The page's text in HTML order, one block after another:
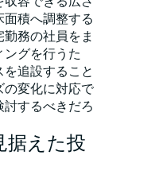
積へ調整する
務の社員をま
ングを行うた
追設すること
変化に対応で
するべきだろ
据えた投